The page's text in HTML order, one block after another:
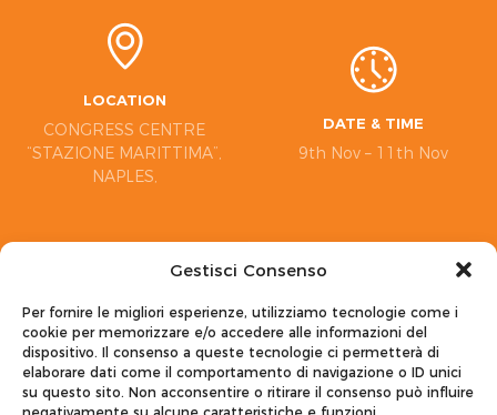
Gestisci Consenso
Per fornire le migliori esperienze, utilizziamo tecnologie come i
cookie per memorizzare e/o accedere alle informazioni del
dispositivo. Il consenso a queste tecnologie ci permetterà di
elaborare dati come il comportamento di navigazione o ID unici
su questo sito. Non acconsentire o ritirare il consenso può influire
LOCATION
CONGRESS CENTRE
“STAZIONE MARITTIMA”,
NAPLES,
DATE & TIME
9th Nov – 11th Nov
EMAIL
euroson2024@siumb.it